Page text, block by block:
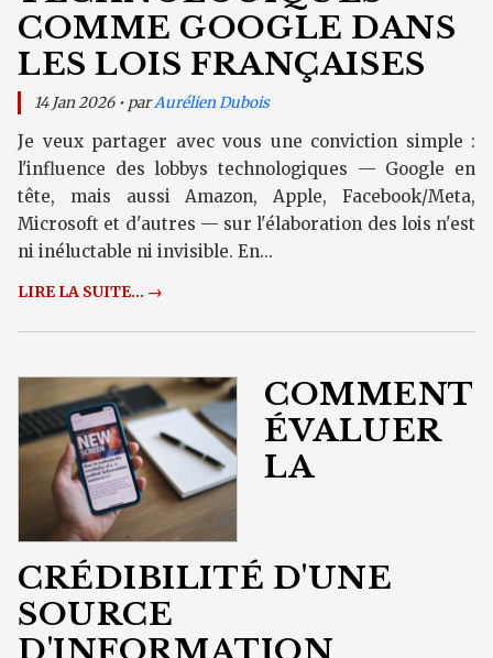
COMME GOOGLE DANS
LES LOIS FRANÇAISES
14 Jan 2026 • parAurélien Dubois
Je veux partager avec vous une conviction simple :
l'influence des lobbys technologiques — Google en
tête, mais aussi Amazon, Apple, Facebook/Meta,
Microsoft et d'autres — sur l'élaboration des lois n'est
ni inéluctable ni invisible. En...
LIRE LA SUITE... →
COMMENT
ÉVALUER
LA
CRÉDIBILITÉ D'UNE
SOURCE
D'INFORMATION